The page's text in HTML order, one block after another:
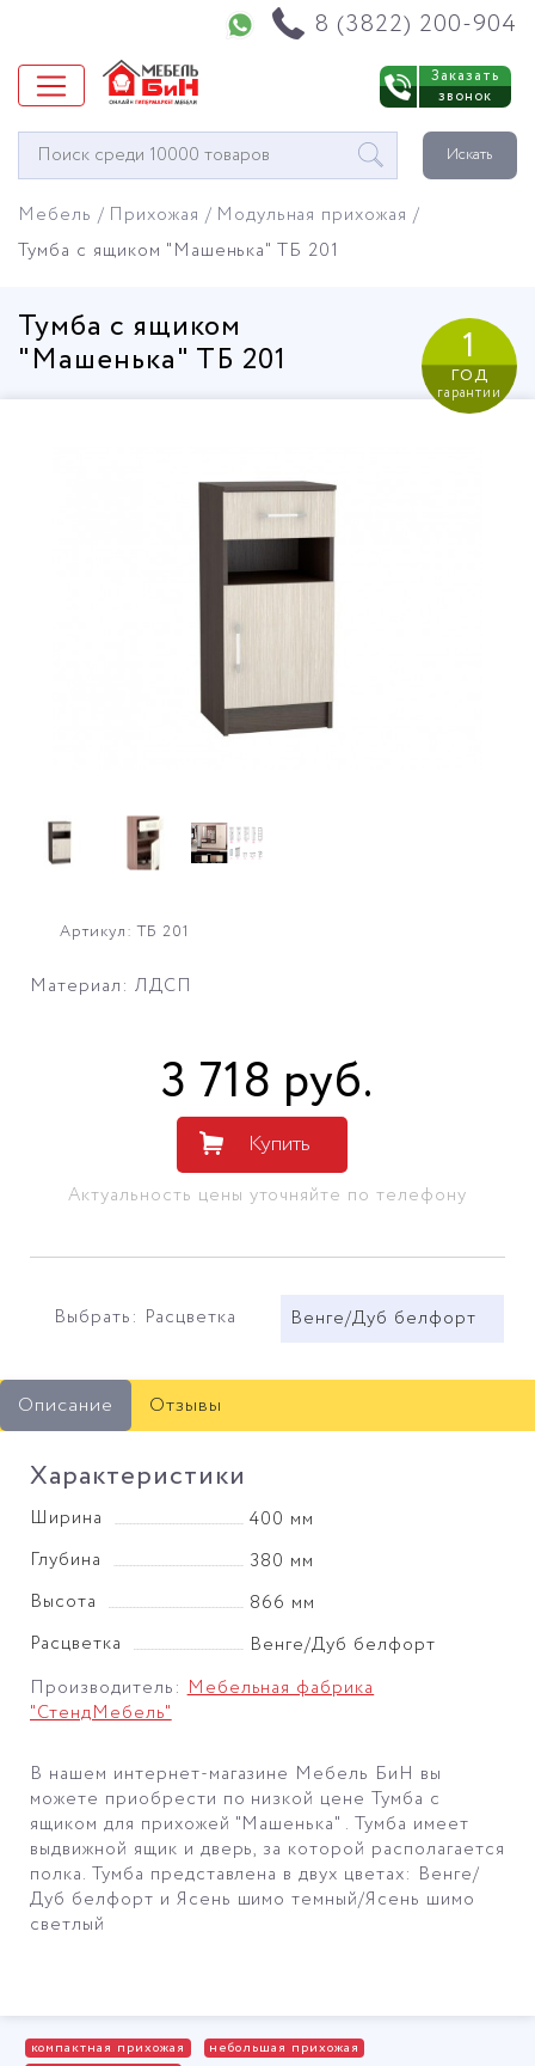
8 (3822) 200-904
Заказать
звонок
Окно
поиска
Искать
Мебель Прихожая
Модульная прихожая
Тумба с ящиком "Машенька" ТБ 201
Тумба с ящиком
"Машенька" ТБ 201
1
год
гарантии
Артикул: ТБ 201
Материал: ЛДСП
3 718 руб.
Купить
Актуальность цены уточняйте по телефону
Выбрать: Расцветка Венге/Дуб белфорт
Описание Отзывы
Характеристики
Ширина
400 мм
Глубина
380 мм
Высота
866 мм
Расцветка
Венге/Дуб белфорт
Производитель:Мебельная фабрика
"СтендМебель"
В нашем интернет-магазине Мебель БиН вы
можете приобрести по низкой цене Тумба с
ящиком для прихожей "Машенька" . Тумба имеет
выдвижной ящик и дверь, за которой располагается
полка. Тумба представлена в двух цветах: Венге/
Дуб белфорт и Ясень шимо темный/Ясень шимо
светлый
компактная прихожая
небольшая прихожая